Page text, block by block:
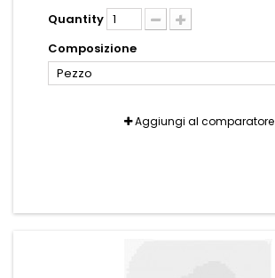
Quantity
Composizione
Pezzo
Aggiungi al comparatore